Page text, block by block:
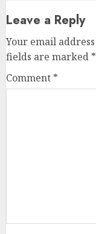
Leave a Reply
Your email
fields are marked *
Comment *